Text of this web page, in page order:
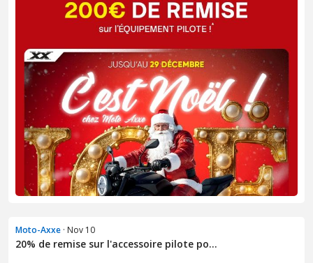
Moto-Axxe · Nov 10
20% de remise sur l'accessoire pilote po...